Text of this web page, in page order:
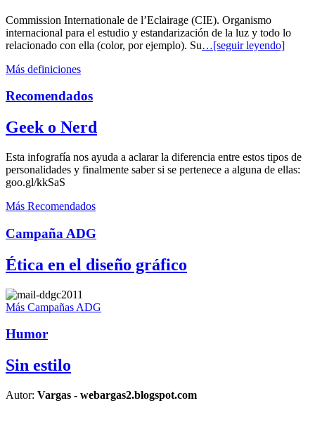
Commission Internationale de l’Eclairage (CIE). Organismo
internacional para el estudio y estandarización de la luz y todo lo
relacionado con ella (color, por ejemplo). Su…[seguir leyendo]
Más definiciones
Recomendados
Geek o Nerd
Esta infografía nos ayuda a aclarar la diferencia entre estos tipos de
personalidades y finalmente saber si se pertenece a alguna de ellas:
goo.gl/kkSaS
Más Recomendados
Campaña ADG
Ética en el diseño gráfico
Más Campañas ADG
Humor
Sin estilo
Autor: Vargas - webargas2.blogspot.com